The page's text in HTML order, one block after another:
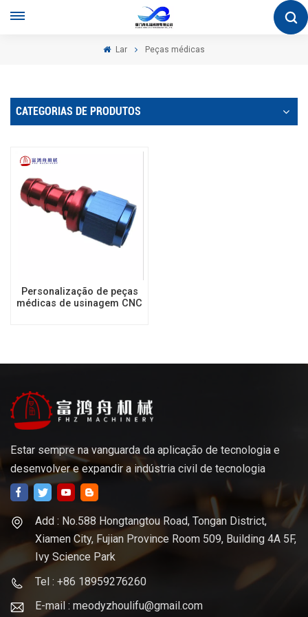
Lar Peças médicas
CATEGORIAS DE PRODUTOS
Personalização de peças
médicas de usinagem CNC
Estar sempre na vanguarda da aplicação de tecnologia e
desenvolver e expandir a indústria civil de tecnologia
Add : No.588 Hongtangtou Road, Tongan District,
Xiamen City, Fujian Province Room 509, Building 4A 5F,
Ivy Science Park
Tel : +86 18959276260
E-mail : meodyzhoulifu@gmail.com